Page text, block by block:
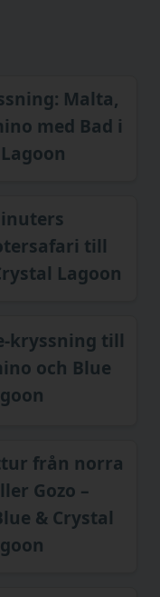
Malta,
med Bad i
till
Lagoon
kryssning till
och Blue
från norra
Gozo –
& Crystal